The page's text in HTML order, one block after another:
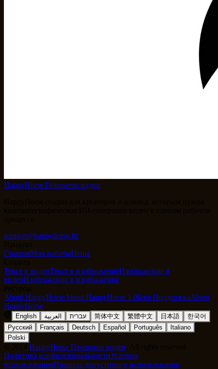
HappyHorse Генератор видео
support@happyhorse.llc
ГлавнаяМои работыЦены
Текст в видеоТекст в изображениеИзображение в
видеоИзображение в изображение
About HappyHorseAbout HappyHorse 1.0БлогПоддержкаAbout
HappyHorse
English العربية עברית 简体中文 繁體中文 日本語
한국어
Русский
Français Deutsch Español Português
Italiano
Polski
HappyHorse Генератор видео
Политика конфиденциальностиУсловия
использованияПравила допустимого использования